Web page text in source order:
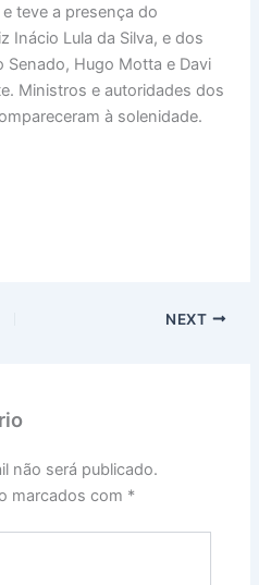
teve a presença do
Inácio Lula da Silva, e dos
Senado, Hugo Motta e Davi
Ministros e autoridades dos
à solenidade.
NEXT
não será publicado.
marcados com *